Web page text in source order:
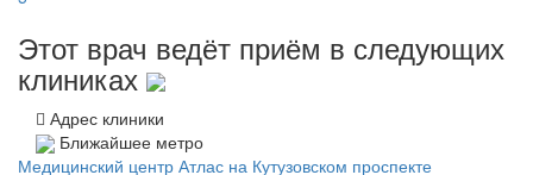
Этот врач ведёт приём в следующих
клиниках
Адрес клиники
Ближайшее метро
Медицинский центр Атлас на Кутузовском проспекте